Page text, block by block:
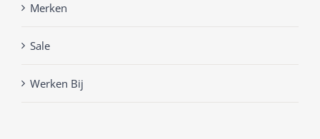
Merken
Sale
Werken Bij